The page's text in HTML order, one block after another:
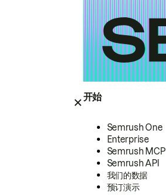
开始
Semrush One
Enterprise
Semrush MCP
Semrush API
我们的数据
预订演示